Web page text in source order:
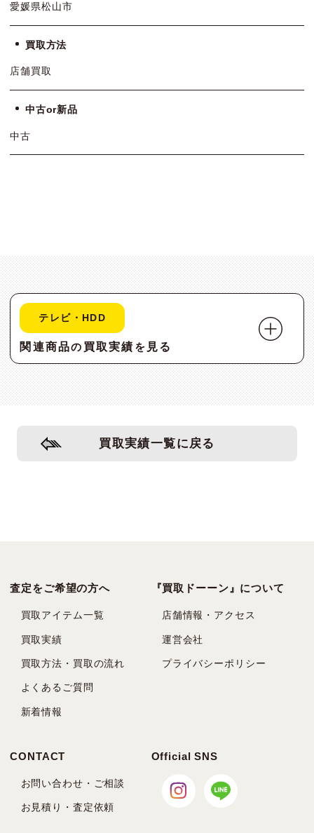
愛媛県松山市
買取方法
店舗買取
中古or新品
中古
テレビ・HDD
関連商品の 買取実績 を 見る
買取実績一覧に戻る
査定をご希望の方へ
買取アイテム一覧
買取実績
買取方法・買取の流れ
よくあるご質問
新着情報
『買取ドーーン』について
店舗情報・アクセス
運営会社
プライバシーポリシー
CONTACT
お問い合わせ・ご相談
お見積り・査定依頼
Official SNS